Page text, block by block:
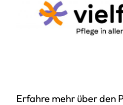
Erfahre mehr über den